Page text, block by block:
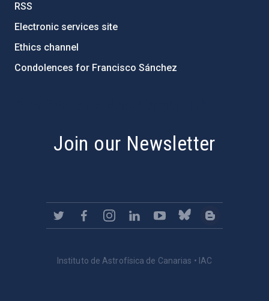
RSS
Electronic services site
Ethics channel
Condolences for Francisco Sánchez
Join our Newsletter
Instituto de Astrofísica de Canarias • IAC